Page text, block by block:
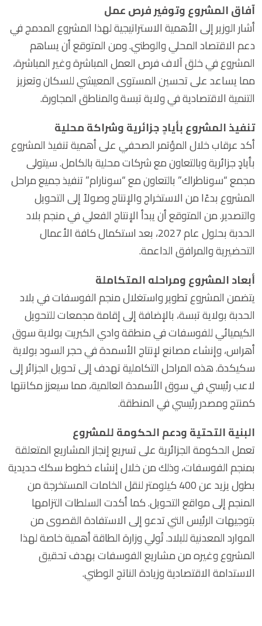
آفاق المشروع وتوفير فرص عمل
أشار الوزير إلى الأهمية الاستراتيجية لهذا المشروع المدمج في
دعم الاقتصاد المحلي والوطني. ومن المتوقع أن يساهم
المشروع في خلق آلاف فرص العمل المباشرة وغير المباشرة،
مما يساعد على تحسين المستوى المعيشي للسكان وتعزيز
التنمية الاقتصادية في ولاية تبسة والمناطق المجاورة.
تنفيذ المشروع بأيادٍ جزائرية وشراكة محلية
أكد عرقاب خلال المؤتمر الصحفي على أهمية تنفيذ المشروع
بأيادٍ جزائرية وبالتعاون مع شركات محلية بالكامل. سيتولى
مجمع “سوناطراك” بالتعاون مع “سونارام” تنفيذ جميع مراحل
المشروع بدءًا من الاستخراج والإنتاج وصولاً إلى التحويل
والتصدير. من المتوقع أن يبدأ الإنتاج الفعلي في منجم بلاد
الحدبة بحلول عام 2027، بعد استكمال كافة الأعمال
التحضيرية والمرافق الداعمة.
أبعاد المشروع ومراحله المتكاملة
يتضمن المشروع تطوير واستغلال منجم الفوسفات في بلاد
الحدبة بولاية تبسة، بالإضافة إلى إقامة مجمعات للتحويل
الكيميائي للفوسفات في منطقة وادي الكبريت بولاية سوق
أهراس، وإنشاء مصانع لإنتاج الأسمدة في حجر السود بولاية
سكيكدة. هذه المراحل التكاملية تهدف إلى تحويل الجزائر إلى
لاعب رئيسي في سوق الأسمدة العالمية، مما سيعزز مكانتها
كمنتج ومصدر رئيسي في المنطقة.
البنية التحتية ودعم الحكومة للمشروع
تعمل الحكومة الجزائرية على تسريع إنجاز المشاريع المتعلقة
بمنجم الفوسفات، وذلك من خلال إنشاء خطوط سكك حديدية
بطول يزيد عن 400 كيلومتر لنقل الخامات المستخرجة من
المنجم إلى مواقع التحويل. كما أكدت السلطات التزامها
بتوجيهات الرئيس التي تدعو إلى الاستفادة القصوى من
الموارد المعدنية للبلاد. تُولي وزارة الطاقة أهمية خاصة لهذا
المشروع وغيره من مشاريع الفوسفات بهدف تحقيق
الاستدامة الاقتصادية وزيادة الناتج الوطني.